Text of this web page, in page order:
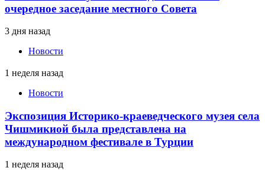
очередное заседание местного Совета
3 дня назад
Новости
1 неделя назад
Новости
Экспозиция Историко-краеведческого музея села
Чишмикиой была представлена на
международном фестивале в Турции
1 неделя назад